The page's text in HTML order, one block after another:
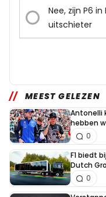
Nee, zijn P6
uitschieter
MEEST GELEZEN
Antonelli
hebben
0
F1 biedt
Dutch
0